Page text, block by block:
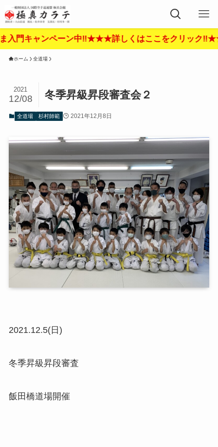
詳しくはここをクリック‼︎★★★
ホーム 全道場
冬季昇級昇段審査会２
2021
12/08
全道場 杉村師範 2021年12月8日
2021.12.5(日)
冬季昇級昇段審査
飯田橋道場開催